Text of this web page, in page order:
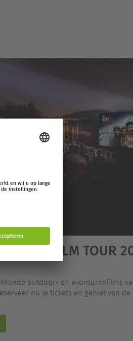
FILM TOUR
outdoor- en avonturenfilms
nu je tickets en geniet van